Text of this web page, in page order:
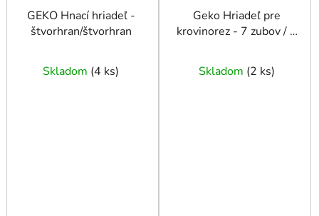
GEKO Hnací hriadeľ -
štvorhran/štvorhran
Skladom (4 ks)
Geko Hriadeľ pre
krovinorez - 7 zubov / 7
priemer 7 mm
Skladom (2 ks)